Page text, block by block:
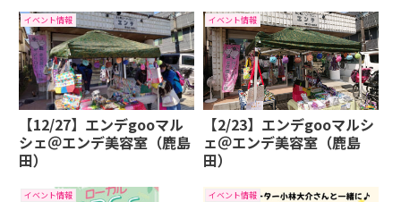
イベント情報
【12/27】エンデgooマル
シェ＠エンデ美容室（鹿島
田）
イベント情報
【2/23】エンデgooマルシ
ェ＠エンデ美容室（鹿島
田）
イベント情報 イベント情報